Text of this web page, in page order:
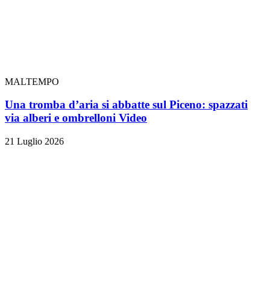
MALTEMPO
Una tromba d’aria si abbatte sul Piceno: spazzati
via alberi e ombrelloni Video
21 Luglio 2026